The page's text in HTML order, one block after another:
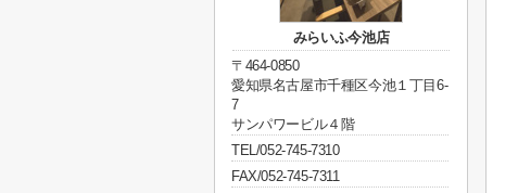
みらいふ今池店
〒464-0850
愛知県名古屋市千種区今池１丁目6-
7
サンパワービル４階
TEL/052-745-7310
FAX/052-745-7311